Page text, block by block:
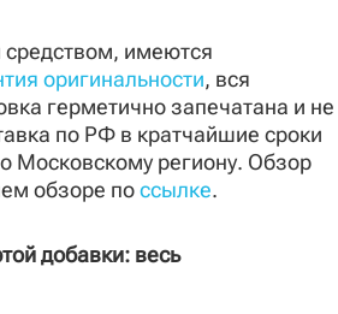
средством, имеются
оригинальности, вся
герметично запечатана и не
по РФ в кратчайшие сроки
Московскому региону. Обзор
обзоре поссылке.
добавки: весь